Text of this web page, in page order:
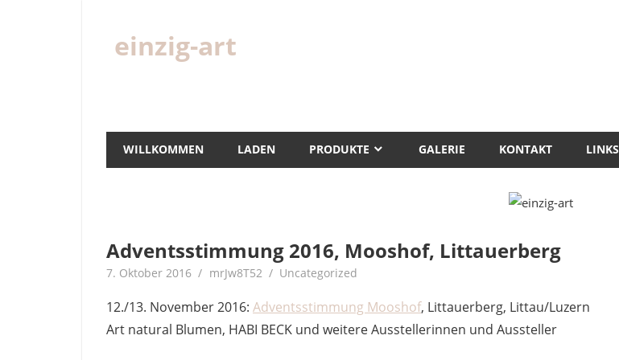
springeneinzig-art
WILLKOMMEN LADEN PRODUKTE GALERIE KONTAKT LINKS
Adventsstimmung 2016, Mooshof, Littauerberg
7. Oktober 2016 mrJw8T52 Uncategorized
12./13. November 2016: Adventsstimmung Mooshof, Littauerberg, Littau/Luzern
Art natural Blumen, HABI BECK und weitere Ausstellerinnen und Aussteller